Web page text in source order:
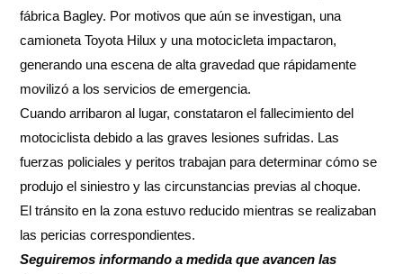
fábrica Bagley. Por motivos que aún se investigan, una
camioneta Toyota Hilux y una motocicleta impactaron,
generando una escena de alta gravedad que rápidamente
movilizó a los servicios de emergencia.
Cuando arribaron al lugar, constataron el fallecimiento del
motociclista debido a las graves lesiones sufridas. Las
fuerzas policiales y peritos trabajan para determinar cómo se
produjo el siniestro y las circunstancias previas al choque.
El tránsito en la zona estuvo reducido mientras se realizaban
las pericias correspondientes.
Seguiremos informando a medida que avancen las